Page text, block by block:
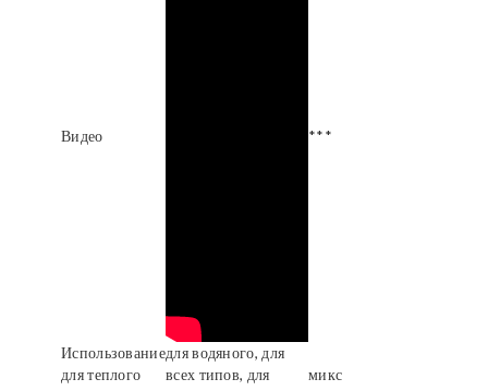
Видео ***
Использование
для теплого
для водяного, для
всех типов, для
микс